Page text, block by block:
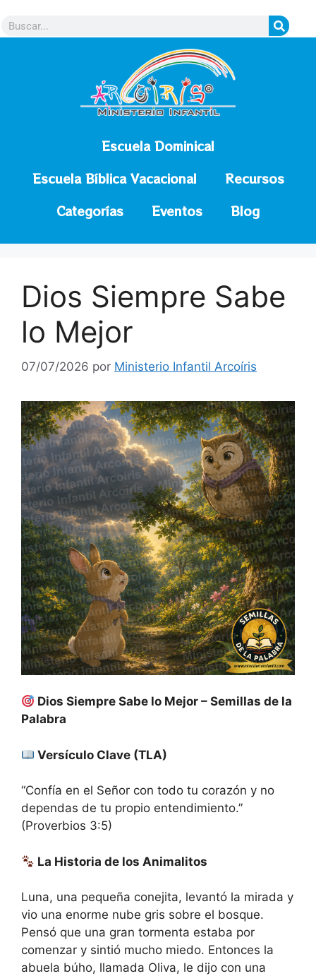
Escuela Dominical
Escuela Bíblica Vacacional
Recursos
Categorías
Eventos Blog
Dios Siempre Sabe
lo Mejor
07/07/2026 por Ministerio Infantil Arcoíris
Dios Siempre Sabe lo Mejor – Semillas de la
Palabra
Versículo Clave (TLA)
“Confía en el Señor con todo tu corazón y no
dependas de tu propio entendimiento.”
(Proverbios 3:5)
La Historia de los Animalitos
Luna, una pequeña conejita, levantó la mirada y
vio una enorme nube gris sobre el bosque.
Pensó que una gran tormenta estaba por
comenzar y sintió mucho miedo. Entonces la
abuela búho, llamada Oliva, le dijo con una